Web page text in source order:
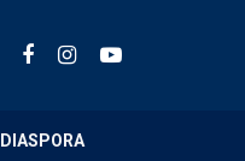
DIASPORA